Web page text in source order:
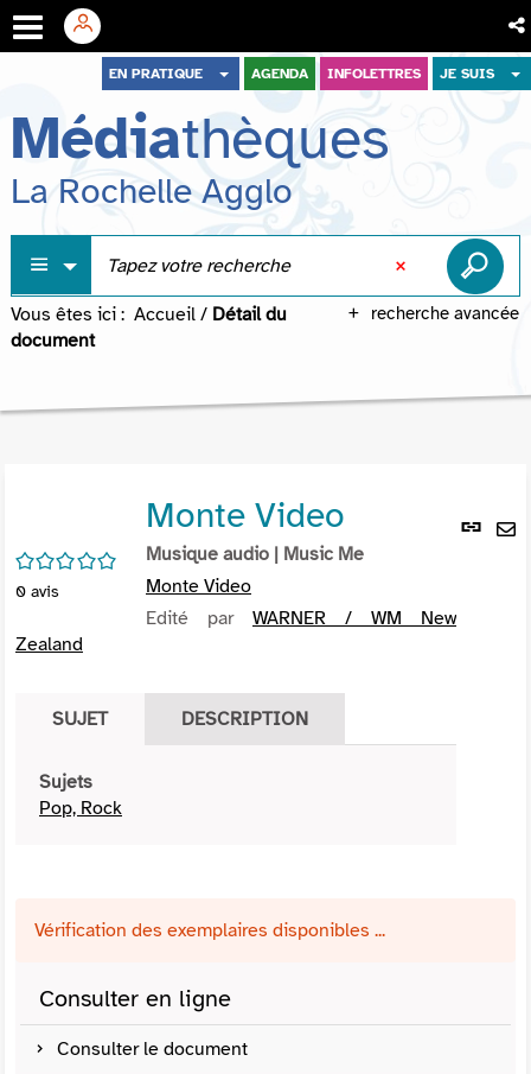
menu
contenu
recherche
EN PRATIQUE AGENDA INFOLETTRES JE SUIS
Médiathèques
La Rochelle Agglo
recherche avancée
Vous êtes ici : Accueil / Détail du
document
Lien
/5
0 avis
Monte Video
Musique audio | Music Me
Monte Video
Edité par WARNER / WM New
Zealand
SUJET DESCRIPTION
Sujets
Pop, Rock
Vérification des exemplaires disponibles ...
Consulter en ligne
Consulter le document